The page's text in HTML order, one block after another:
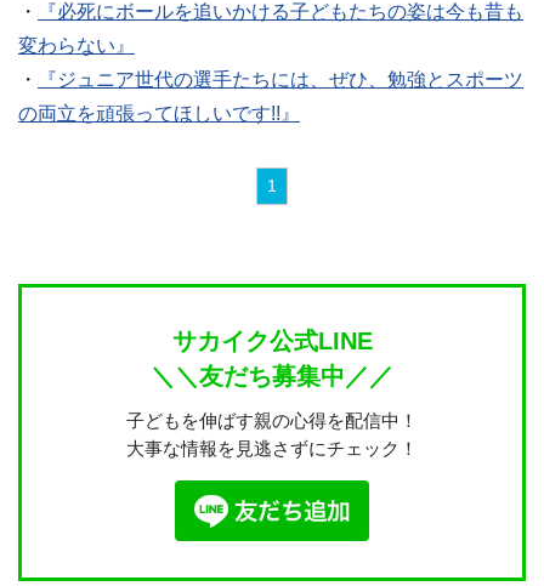
・
『必死にボールを追いかける子どもたちの姿は今も昔も
変わらない』
・
『ジュニア世代の選手たちには、ぜひ、勉強とスポーツ
の両立を頑張ってほしいです!!』
1
サカイク公式LINE
＼＼友だち募集中／／
子どもを伸ばす親の心得を配信中！
大事な情報を見逃さずにチェック！